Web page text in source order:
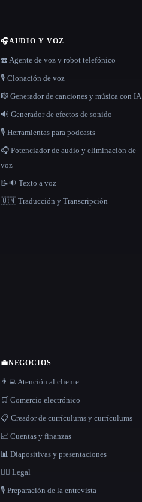
🎧AUDIO Y VOZ
☎️ Agente de voz y robot telefónico
🎙️ Clonación de voz
🎼 Generador de canciones y música con IA
🔊 Generador de efectos de sonido
🎙️ Herramientas para podcasts
🎧 Potenciador de audio y eliminación de
voz
📝🔉 Texto a voz
🇺🇳 Traducción y Transcripción
💼NEGOCIOS
👨‍💻 Atención al cliente
🛒 Comercio electrónico
📋 Creador de currículums y currículums
📈 Cuentas y finanzas
📊 Diapositivas y presentaciones
👩‍⚖️ Legal
🎙️ Preparación de la entrevista